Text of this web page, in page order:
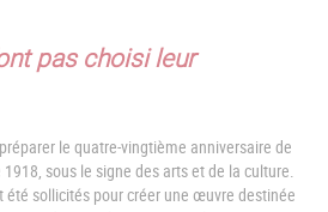
pas choisi leur
le quatre-vingtième anniversaire de
sous le signe des arts et de la culture.
été sollicités pour créer une œuvre destinée